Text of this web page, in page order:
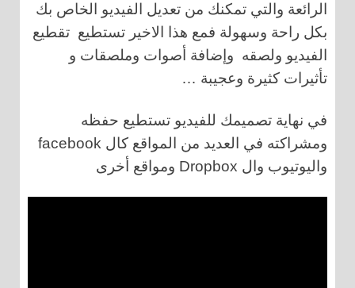
الرائعة والتي تمكنك من تعديل الفيديو الخاص بك
بكل راحة وسهولة فمع هذا الاخير تستطيع تقطيع
الفيديو ولصقه وإضافة أصوات وملصقات و
تأثيرات كثيرة وعجيبة …
في نهاية تصميمك للفيديو تستطيع حفظه
ومشراكته في العديد من المواقع كال facebook
واليوتيوب وال Dropbox ومواقع أخرى